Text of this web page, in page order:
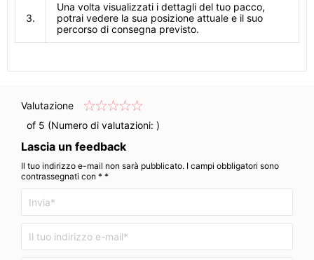
3.
Una volta visualizzati i dettagli del tuo pacco,
potrai vedere la sua posizione attuale e il suo
percorso di consegna previsto.
Valutazione
of 5 (Numero di valutazioni: )
Lascia un feedback
Il tuo indirizzo e-mail non sarà pubblicato. I campi obbligatori sono
contrassegnati con * *